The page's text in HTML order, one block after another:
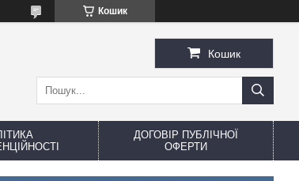
Кошик
Кошик
ДОГОВІР ПУБЛІЧНОЇ
ОФЕРТИ